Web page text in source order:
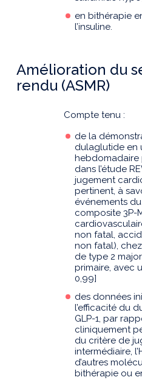
en bithérapie
l’insuline.
Amélioration du
rendu (ASMR)
Compte tenu :
de la
dulaglutide en
hebdomadaire
dans l’étude
jugement
pertinent, à
événements
composite 3P-
non fatal,
non fatal),
de type 2
primaire, avec
0,99]
des données
l’efficacité du
GLP-1, par
cliniquement
du critère de
intermédiaire,
d’autres
bithérapie ou